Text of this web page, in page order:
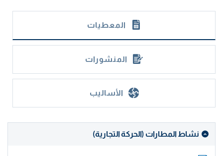
المعطيات
المنشورات
الأساليب
نشاط المطارات (الحركة التجارية)